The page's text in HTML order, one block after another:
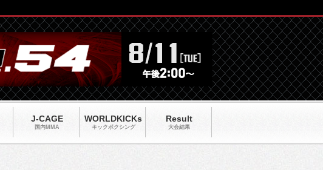
J-CAGE
国内MMA
WORLDKICKs
キックポクシング
Result
大会結果